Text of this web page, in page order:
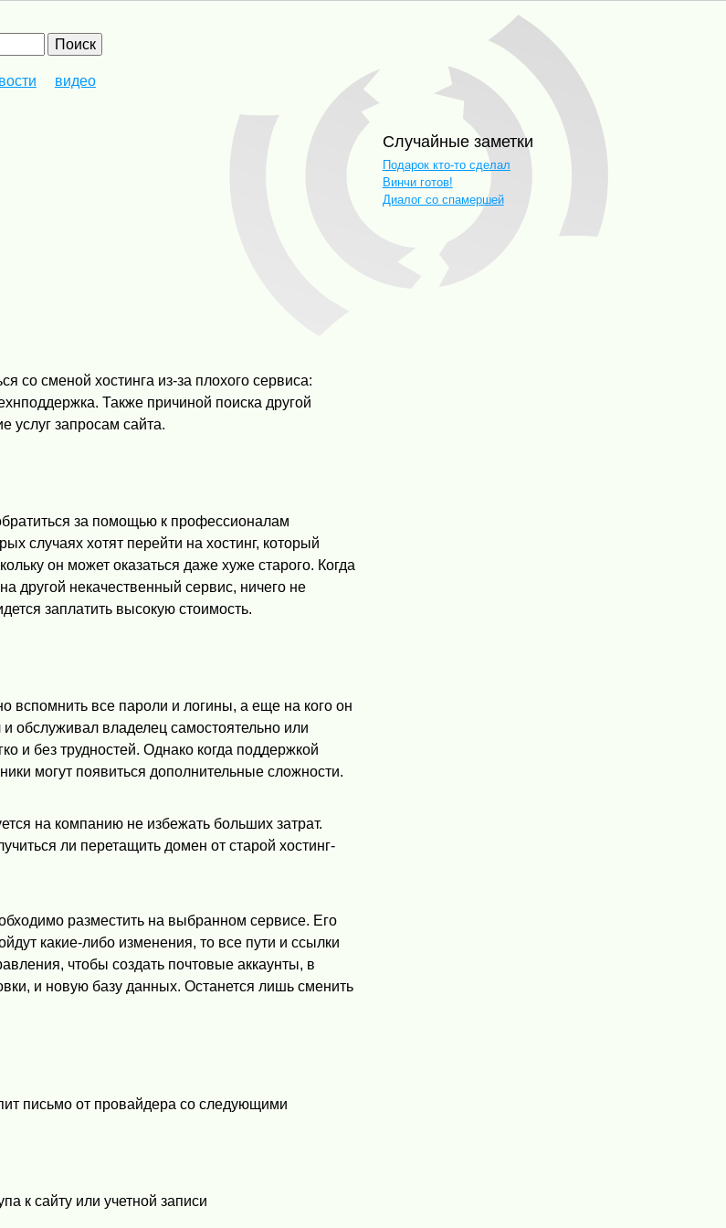
видео
со сменой хостинга из-за плохого сервиса:
Также причиной поиска другой
услуг запросам сайта.
за помощью к профессионалам
случаях хотят перейти на хостинг, который
он может оказаться даже хуже старого. Когда
другой некачественный сервис, ничего не
заплатить высокую стоимость.
вспомнить все пароли и логины, а еще на кого он
обслуживал владелец самостоятельно или
и без трудностей. Однако когда поддержкой
могут появиться дополнительные сложности.
на компанию не избежать больших затрат.
ли перетащить домен от старой хостинг-
разместить на выбранном сервисе. Его
какие-либо изменения, то все пути и ссылки
чтобы создать почтовые аккаунты, в
и новую базу данных. Останется лишь сменить
письмо от провайдера со следующими
к сайту или учетной записи
Случайные заметки
Подарок кто-то сделал
Винчи готов!
Диалог со спамершей